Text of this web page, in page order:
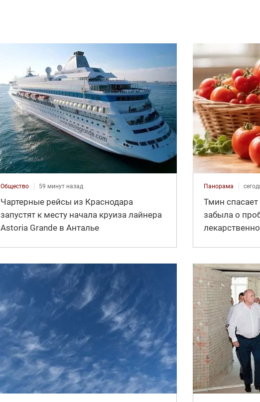
Общество 59 минут назад
Чартерные рейсы из Краснодара
запустят к месту начала круиза лайнера
Astoria Grande в Анталье
Панорама
Тмин
забыла о